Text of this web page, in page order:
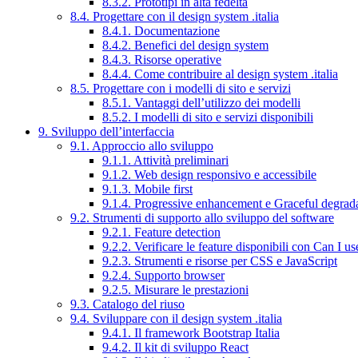
8.4. Progettare con il design system .italia
8.4.1. Documentazione
8.4.2. Benefici del design system
8.4.3. Risorse operative
8.4.4. Come contribuire al design system .italia
8.5. Progettare con i modelli di sito e servizi
8.5.1. Vantaggi dell’utilizzo dei modelli
8.5.2. I modelli di sito e servizi disponibili
9. Sviluppo dell’interfaccia
9.1. Approccio allo sviluppo
9.1.1. Attività preliminari
9.1.2. Web design responsivo e accessibile
9.1.3. Mobile first
9.1.4. Progressive enhancement e Graceful
9.2. Strumenti di supporto allo sviluppo del software
9.2.1. Feature detection
9.2.2. Verificare le feature disponibili con Can I
9.2.3. Strumenti e risorse per CSS e JavaScript
9.2.4. Supporto browser
9.2.5. Misurare le prestazioni
9.3. Catalogo del riuso
9.4. Sviluppare con il design system .italia
9.4.1. Il framework Bootstrap Italia
9.4.2. Il kit di sviluppo React